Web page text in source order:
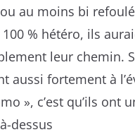
au moins bi
% hétéro, ils
leur chemin.
aussi fortement à
», c’est qu’ils ont
dessus